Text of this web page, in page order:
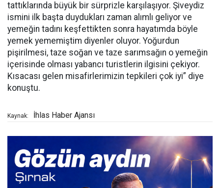
tattıklarında büyük bir sürprizle karşılaşıyor. Şiveydiz
ismini ilk başta duydukları zaman alımlı geliyor ve
yemeğin tadını keşfettikten sonra hayatımda böyle
yemek yememiştim diyenler oluyor. Yoğurdun
pişirilmesi, taze soğan ve taze sarımsağın o yemeğin
içerisinde olması yabancı turistlerin ilgisini çekiyor.
Kısacası gelen misafirlerimizin tepkileri çok iyi” diye
konuştu.
Kaynak: İhlas Haber Ajansı